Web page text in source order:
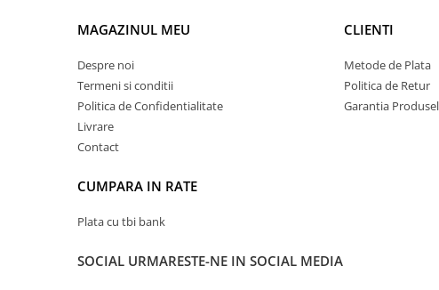
MAGAZINUL MEU
Despre noi
Termeni si conditii
Politica de Confidentialitate
Livrare
Contact
CUMPARA IN RATE
Plata cu tbi bank
CLIENTI
Metode de Plata
Politica de Retur
Garantia
SOCIAL URMARESTE-NE IN SOCIAL MEDIA